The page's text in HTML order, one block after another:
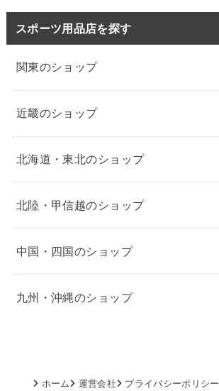
スポーツ用品店を探す
関東のショップ
近畿のショップ
北海道・東北のショップ
北陸・甲信越のショップ
中国・四国のショップ
九州・沖縄のショップ
ホーム 運営会社 プライバシーポリシー